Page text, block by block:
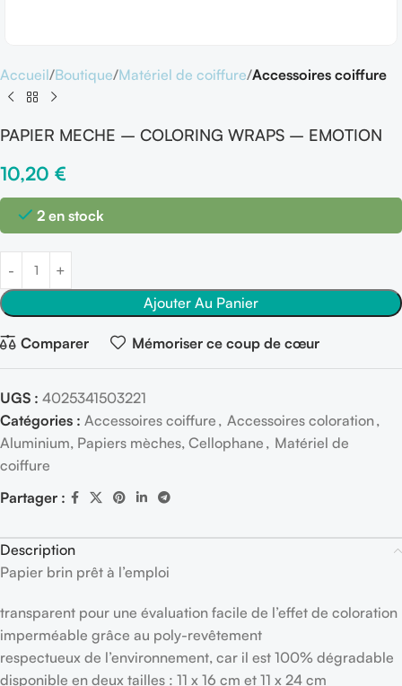
Accueil Boutique Matériel de coiffure Accessoires coiffure
PAPIER MECHE – COLORING WRAPS – EMOTION
10,20 €
2 en stock
Ajouter Au Panier
Comparer Mémoriser ce coup de cœur
UGS : 4025341503221
Catégories : Accessoires coiffure , Accessoires coloration,
Aluminium, Papiers mèches, Cellophane , Matériel de
coiffure
Partager :
Description
Papier brin prêt à l’emploi
transparent pour une évaluation facile de l’effet de coloration
imperméable grâce au poly-revêtement
respectueux de l’environnement, car il est 100% dégradable
disponible en deux tailles : 11 x 16 cm et 11 x 24 cm